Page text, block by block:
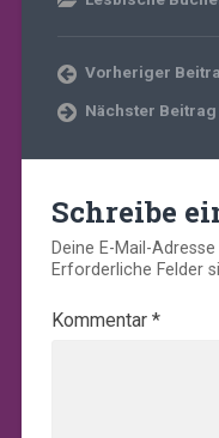
Vorheriger
Nächster Beitrag
Schreibe
Deine E-Mail-
Erforderliche Felder
Kommentar *